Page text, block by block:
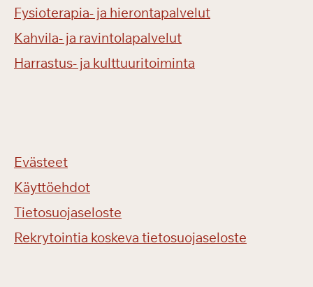
Fysioterapia- ja hierontapalvelut
Kahvila- ja ravintolapalvelut
Harrastus- ja kulttuuritoiminta
Evästeet
Käyttöehdot
Tietosuojaseloste
Rekrytointia koskeva tietosuojaseloste